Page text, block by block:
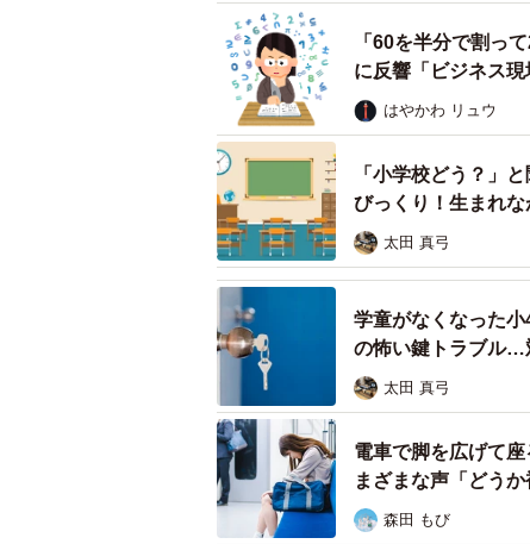
自分らしさを忘れない
「宿題にChatGPTを使うからこん
が、O君の行動は褒めてあげたいと
というのも、ChatGPTは、使う人
のですが、この書き方がとても重要
ChatGPTが高い精度の回答を出す
きちんと10個の標語が出てきたの
問題は、でてきた答えをそのまま提
てきたアイデアを更に、ブラッシ
もっとO君のオリジナリティがでた
普通に標語を考えた場合でも、他
自分で考えた場合は、偶然の一致
「60を半分で割っ
に反響「ビジネス
はやかわ リュウ
「小学校どう？」
びっくり！生まれ
太田 真弓
学童がなくなった
の怖い鍵トラブル…
太田 真弓
電車で脚を広げて
まざまな声「どうか
森田 もび